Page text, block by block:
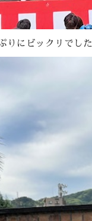
りにビックリでした